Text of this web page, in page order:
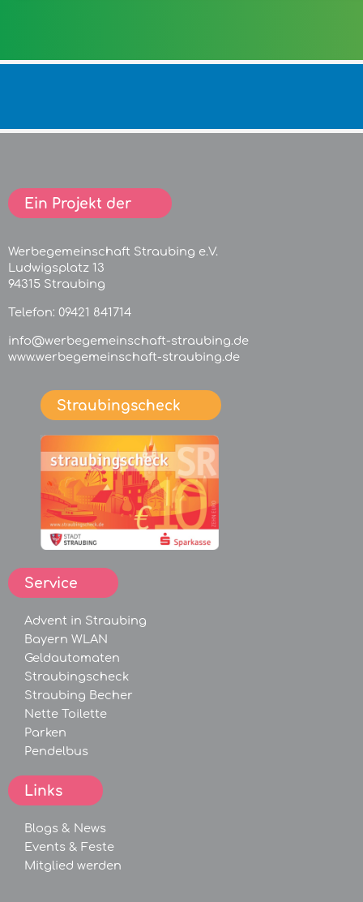
Ein Projekt der
Werbegemeinschaft Straubing e.V.
Ludwigsplatz 13
94315 Straubing
Telefon: 09421 841714
info@werbegemeinschaft-straubing.de
www.werbegemeinschaft-straubing.de
Straubingscheck
Service
Advent in Straubing
Bayern WLAN
Geldautomaten
Straubingscheck
Straubing Becher
Nette Toilette
Parken
Pendelbus
Links
Blogs & News
Events & Feste
Mitglied werden